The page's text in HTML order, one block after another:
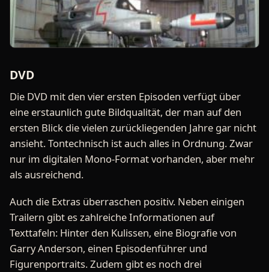
DVD
Die DVD mit den vier ersten Episoden verfügt über
eine erstaunlich gute Bildqualität, der man auf den
ersten Blick die vielen zurückliegenden Jahre gar nicht
ansieht. Tontechnisch ist auch alles in Ordnung. Zwar
nur im digitalen Mono-Format vorhanden, aber mehr
als ausreichend.
Auch die Extras überraschen positiv. Neben einigen
Trailern gibt es zahlreiche Informationen auf
Texttafeln: Hinter den Kulissen, eine Biografie von
Garry Anderson, einen Episodenführer und
Figurenportraits. Zudem gibt es noch drei